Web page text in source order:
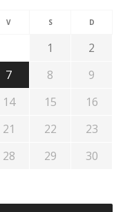
V S D
1
2
7 8
9
14 15
16
21 22
23
28 29
30